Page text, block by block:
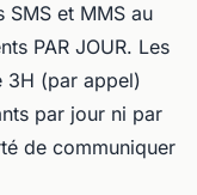
SMS et MMS au
PAR JOUR. Les
3H (par appel)
par jour ni par
de communiquer